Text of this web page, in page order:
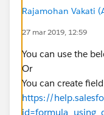
Rajamohan Vakati
27 mar 2019, 12:59
You can use the
Or
You can create
https://